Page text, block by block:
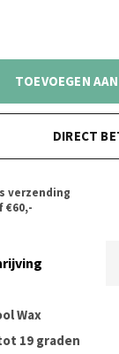
TOEVOEGEN
DIRECT
verzending
€60,-
Wax
19 graden